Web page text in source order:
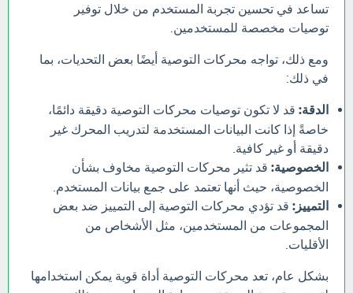
تساعد في تحسين تجربة المستخدم من خلال توفير
توصيات مخصصة للمستخدمين.
ومع ذلك، تواجه محركات التوصية أيضًا بعض التحديات، بما
في ذلك:
الدقة: قد لا تكون توصيات محركات التوصية دقيقة دائمًا،
خاصةً إذا كانت البيانات المستخدمة لتدريب المحرك غير
دقيقة أو غير كافية.
الخصوصية: قد تثير محركات التوصية مخاوف بشأن
الخصوصية، حيث أنها تعتمد على جمع بيانات المستخدم.
التمييز: قد تؤدي محركات التوصية إلى التمييز ضد بعض
المجموعات من المستخدمين، مثل الأشخاص من
الأقليات.
بشكل عام، تعد محركات التوصية أداة قوية يمكن استخدامها